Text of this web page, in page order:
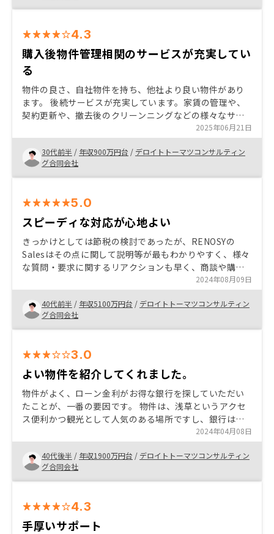
4.3
購入後物件管理相関のサービスが充実してい
る
物件の良さ、自社物件を持ち、他社より良い物件があり
ます。 後続サービスが充実しています。家賃の管理や、
契約更新や、撤去後のクリーンニングなどの様々なサー
ビスが提供されているので、購入後の物件管理が楽で
す。
2025年06月21日
30代前半 / 年収900万円台 / デロイトトーマツコンサルティン
グ合同会社
5.0
スピーディな対応が心地よい
きっかけとしては節税の検討であったが、RENOSYの
Salesはその点に関して説明等が最もわかりやすく、様々
な質問・要求に関するリアクションも早く、商談や購入
後の管理なども、テクノロジーを活用した効率化されて
おり、ストレスを感じることが少なった
2024年08月09日
40代前半 / 年収5100万円台 / デロイトトーマツコンサルティン
グ合同会社
3.0
よい物件を紹介してくれました。
物件がよく、ローン金利がお得な銀行を探していただい
たことが、一番の要因です。 物件は、浅草というアクセ
ス便利かつ観光として人気のある場所ですし、銀行は今
までにない金利提供が可能なサービスを探していただけ
ました。、 事務手続きの段取り。 急に言われても動けな
いのに突然の依頼は困りました
2024年04月08日
40代後半 / 年収1900万円台 / デロイトトーマツコンサルティン
グ合同会社
4.3
手厚いサポート